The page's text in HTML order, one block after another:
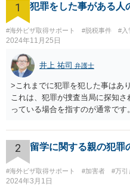
1 犯罪をした事がある人
#海外ビザ取得サポート #脱税事件 #入
2024年11月25日
井上 祐司 弁護士
>これまでに犯罪を犯した事は
これは、犯罪が捜査当局に探知
っている場合を指すのが通常で
2 留学に関する親の犯罪
#海外ビザ取得サポート #加害者 #万引
2024年3月1日